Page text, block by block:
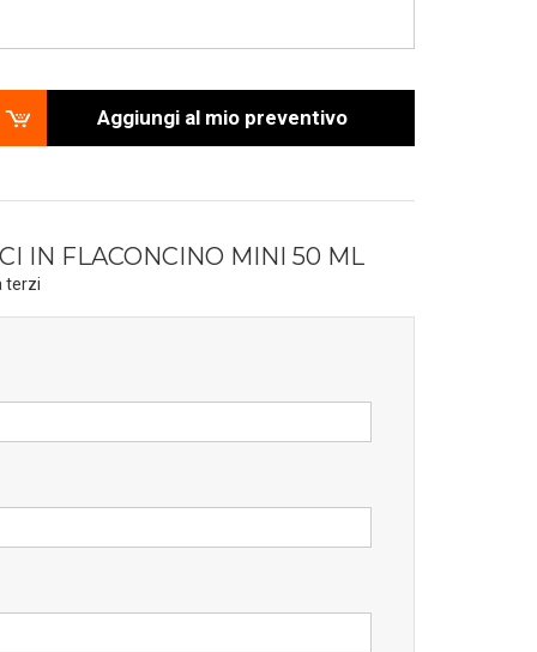
Aggiungi al mio preventivo
IN FLACONCINO MINI 50 ML
terzi